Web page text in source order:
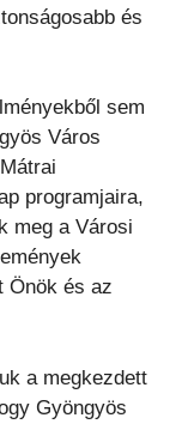
és
sem
Város
programjaira,
meg a Városi
Önök és az
a megkezdett
Gyöngyös